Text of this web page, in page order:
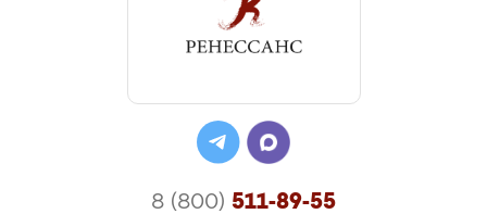
8 (800) 511-89-55